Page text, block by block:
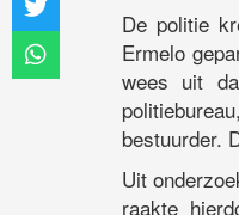
De politie
Ermelo
wees uit
bestuurder.
Uit
raakte